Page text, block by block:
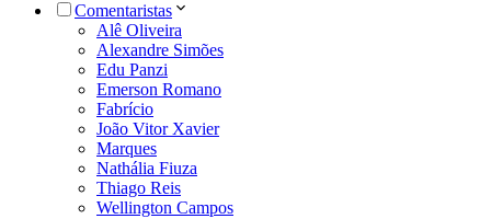
Comentaristas
Alê Oliveira
Alexandre Simões
Edu Panzi
Emerson Romano
Fabrício
João Vitor Xavier
Marques
Nathália Fiuza
Thiago Reis
Wellington Campos